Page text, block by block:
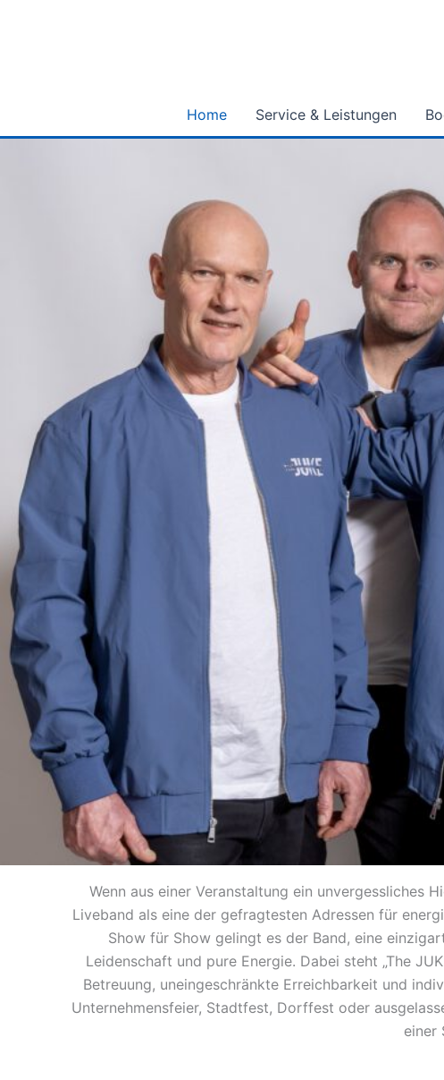
Home Service & Leistungen
Wenn aus einer Veranstaltung ein unvergessliches
Liveband als eine der gefragtesten Adressen für
Show für Show gelingt es der Band, eine
Leidenschaft und pure Energie. Dabei steht „The
Betreuung, uneingeschränkte Erreichbarkeit und
Unternehmensfeier, Stadtfest, Dorffest oder
einer